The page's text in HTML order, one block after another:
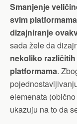
Smanjenje
svim
dizajniranje
sada žele da
nekoliko
platformama.
elemenata
ukazuju na to da